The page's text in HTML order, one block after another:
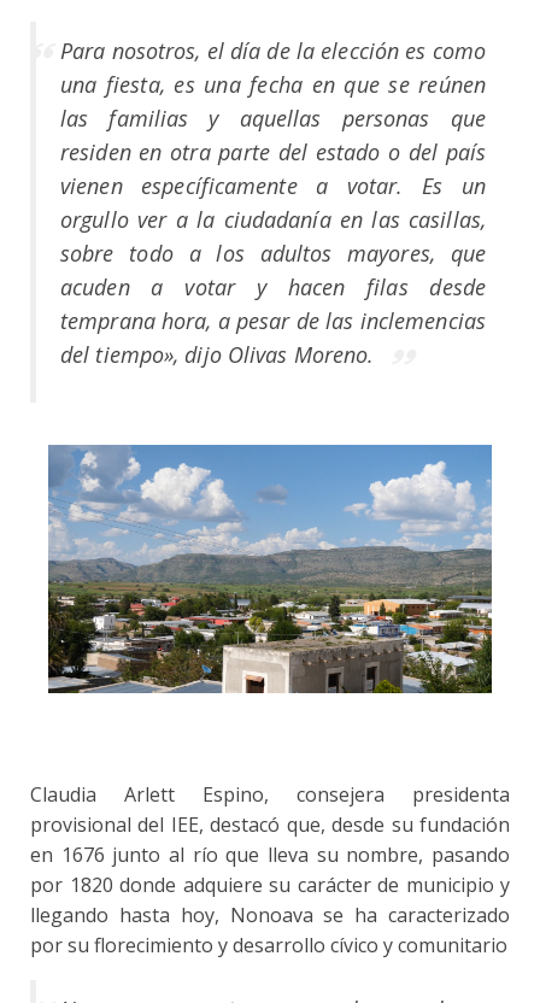
Para nosotros, el día de la elección es como
una fiesta, es una fecha en que se reúnen
las familias y aquellas personas que
residen en otra parte del estado o del país
vienen específicamente a votar. Es un
orgullo ver a la ciudadanía en las casillas,
sobre todo a los adultos mayores, que
acuden a votar y hacen filas desde
temprana hora, a pesar de las inclemencias
del tiempo», dijo Olivas Moreno.
Claudia Arlett Espino, consejera presidenta
provisional del IEE, destacó que, desde su fundación
en 1676 junto al río que lleva su nombre, pasando
por 1820 donde adquiere su carácter de municipio y
llegando hasta hoy, Nonoava se ha caracterizado
por su florecimiento y desarrollo cívico y comunitario